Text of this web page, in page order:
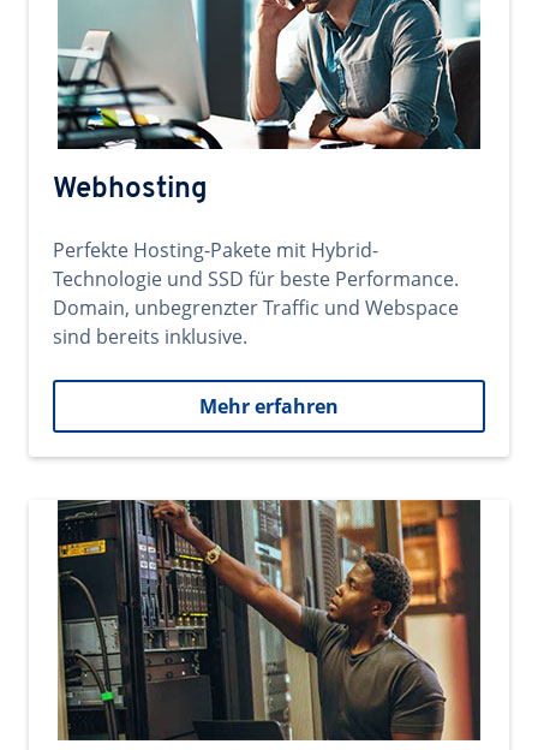
Webhosting
Perfekte Hosting-Pakete mit Hybrid-
Technologie und SSD für beste Performance.
Domain, unbegrenzter Traffic und Webspace
sind bereits inklusive.
Mehr erfahren